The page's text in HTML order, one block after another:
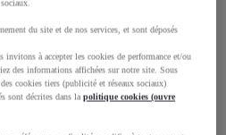
180km/h
du site et de nos services, et sont déposés
à accepter les cookies de performance et/ou
des informations affichées sur notre site. Sous
cookies tiers (publicité et réseaux sociaux)
sont décrites dans lapolitique cookies (ouvre